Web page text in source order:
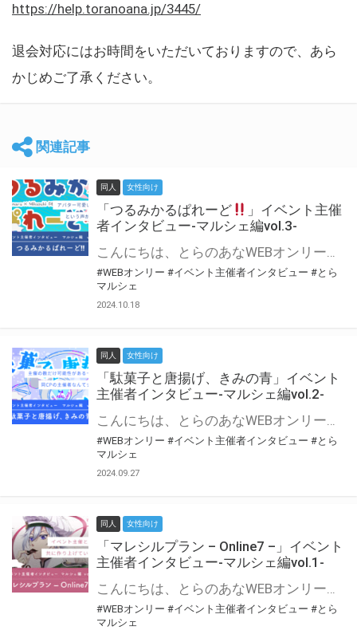
https://help.toranoana.jp/3445/
退会対応にはお時間をいただいておりますので、あら
かじめご了承ください。
関連記事
同人 女性向け
「つるみかるぱれーど
」イベント主催
者インタビュー-マルシェ編vol.3-
こんにちは、とらのあなWEBオンリー運営スタッフです。 新たにお届けする、イベント主催者インタビュー-マルシェ編-は、 とらのあなWEBオンリー「マルシェ」をご利用した主催様に 「マルシェ」を使って開催した感想や心がけをお聞きする企画です。 今回は、WEBオンリー初開催「つるみかるぱれーど
#WEBオンリー #イベント主催者インタビュー #とら
マルシェ
2024.10.18
同人 女性向け
「駄菓子と唐揚げ、きみの青」イベント
主催者インタビュー-マルシェ編vol.2-
こんにちは、とらのあなWEBオンリー運営スタッフです。 新たにお届けする、イベント主催者インタビュー-マルシェ編-は、 とらのあなWEBオンリー「マルシェ」をご利用の主催様に 「マルシェ」を使ってイベントを開催した感想や心がけをお聞きする企画です。 今回は、WEBオンリー初開催「駄菓子と唐揚げ、きみの青」より、 主催のぎこ六屋様にお話を伺いました。 協力：ぎこ六屋様／イベント公式Twitter（@krkgwks） とらのあなWEBオンリー「マルシェ」とは？ WEBオンリーでリアルタイムでコミュニケーションがとれるオンライン会場です。
#WEBオンリー #イベント主催者インタビュー #とら
マルシェ
2024.09.27
同人 女性向け
「マレシルプラン – Online7 –」イベント
主催者インタビュー-マルシェ編vol.1-
こんにちは、とらのあなWEBオンリー運営スタッフです。 新たにお届けする、イベント主催者インタビュー-マルシェ編-は、 とらのあなWEBオンリー「マルシェ」をご利用した主催様に 「マルシェ」を使って開催した感想や心がけをお聞きする企画です。 今回は、WEBオンリー開催7回目迎えた「マレシルプラン – Online7 –」より、 主催の玉川うた様にお話を伺いました。 ▼マレシルプランのインタビュー前回記事 「イベント主催者インタビュー vol.6」はこちら 協力：玉川うた様（マレシルプラン実行委員会 代表）／イベント公式Twitter（@mallesil_plan） とらのあなWEBオンリー「マルシェ」とは？ WEBオンリーでリアルタイムでコミュニケーションがとれるオンライン会場です。
#WEBオンリー #イベント主催者インタビュー #とら
マルシェ